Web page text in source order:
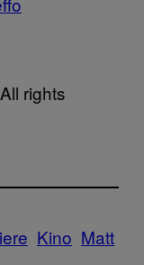
rights
Kino Matt